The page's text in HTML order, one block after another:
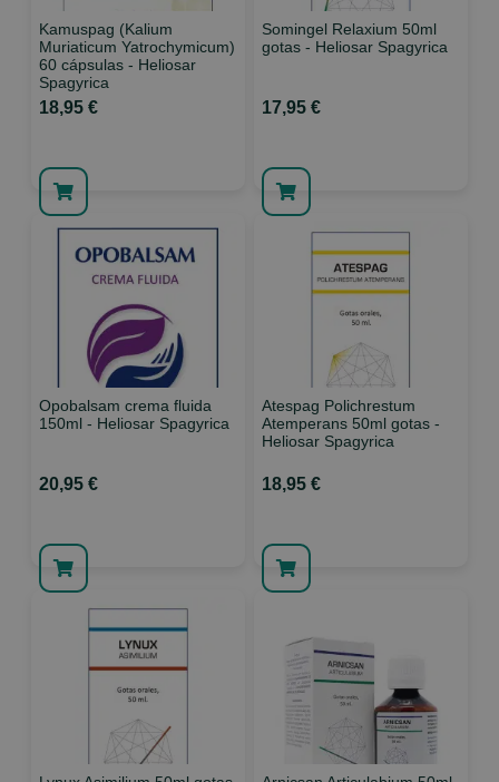
Kamuspag (Kalium
Muriaticum Yatrochymicum)
60 cápsulas - Heliosar
Spagyrica
18,95 €
Somingel Relaxium 50ml
gotas - Heliosar Spagyrica
17,95 €
Opobalsam crema fluida
150ml - Heliosar Spagyrica
20,95 €
Atespag Polichrestum
Atemperans 50ml gotas -
Heliosar Spagyrica
18,95 €